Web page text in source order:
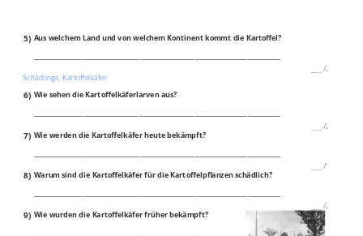
5) Aus welchem Land und von welchem Kontinent kommt die Kartoffel?
/2P
Schädlinge, Kartoffelkäfer
6) Wie sehen die Kartoffelkäferlarven aus?
/2P
7) Wie werden die Kartoffelkäfer heute bekämpft?
/1P
8) Warum sind die Kartoffelkäfer für die Kartoffelpflanzen schädlich?
/2P
9) Wie wurden die Kartoffelkäfer früher bekämpft?